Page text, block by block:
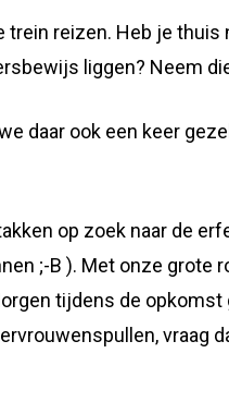
reizen. Heb je
liggen? Neem
daar ook een keer
op zoek naar de
;-B ). Met onze
tijdens de
vraag